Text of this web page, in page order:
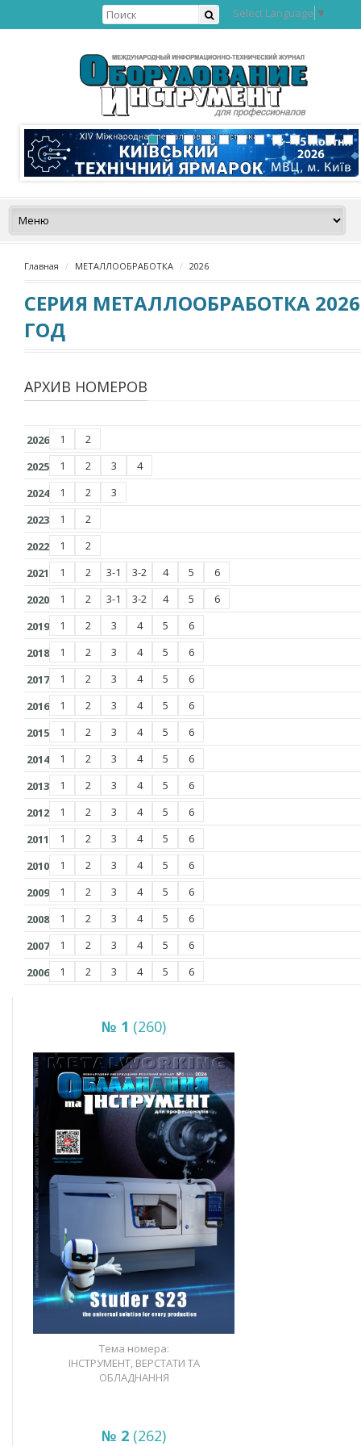
Select Language ▼
Главная МЕТАЛЛООБРАБОТКА 2026
СЕРИЯ МЕТАЛЛООБРАБОТКА 2026
ГОД
АРХИВ НОМЕРОВ
2026 1
2
2025
1 2 3
4
2024
1 2
3
2023
1
2
2022
1
2
2021
1 2 3-1 3-2 4 5
6
2020
1 2 3-1 3-2 4 5
6
2019
1 2 3 4 5
6
2018
1 2 3 4 5
6
2017
1 2 3 4 5
6
2016
1 2 3 4 5
6
2015
1 2 3 4 5
6
2014
1 2 3 4 5
6
2013
1 2 3 4 5
6
2012
1 2 3 4 5
6
2011
1 2 3 4 5
6
2010
1 2 3 4 5
6
2009
1 2 3 4 5
6
2008
1 2 3 4 5
6
2007
1 2 3 4 5
6
2006
1 2 3 4 5 6
№ 1 (260)
Тема номера:
ІНСТРУМЕНТ, ВЕРСТАТИ ТА
ОБЛАДНАННЯ
№ 2 (262)